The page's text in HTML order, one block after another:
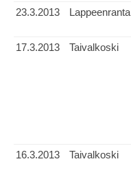
23.3.2013 Lappeenranta
17.3.2013 Taivalkoski
16.3.2013 Taivalkoski